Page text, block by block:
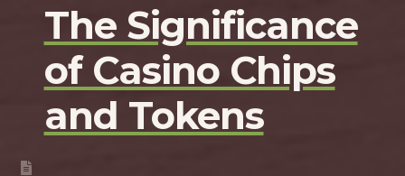
The Significance
of Casino Chips
and Tokens